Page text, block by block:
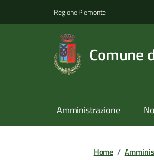
Regione Piemonte
Comune
Amministrazione
Home /